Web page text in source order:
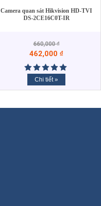
Camera quan sát Hikvision HD-TVI
DS-2CE16C0T-IR
660,000₫
462,000 ₫
Chi tiết »